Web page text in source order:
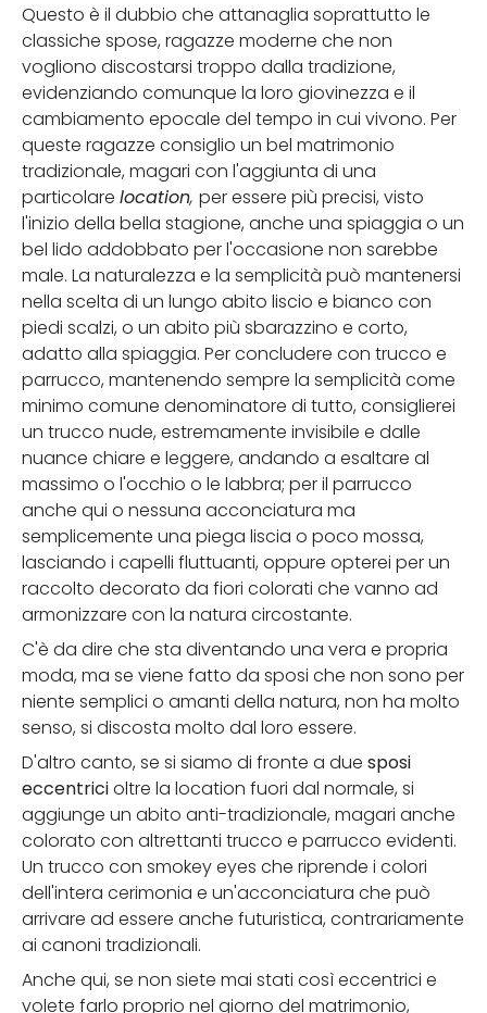
Questo è il dubbio che attanaglia soprattutto le
classiche spose, ragazze moderne che non
vogliono discostarsi troppo dalla tradizione,
evidenziando comunque la loro giovinezza e il
cambiamento epocale del tempo in cui vivono. Per
queste ragazze consiglio un bel matrimonio
tradizionale, magari con l'aggiunta di una
particolare location, per essere più precisi, visto
l'inizio della bella stagione, anche una spiaggia o un
bel lido addobbato per l'occasione non sarebbe
male. La naturalezza e la semplicità può mantenersi
nella scelta di un lungo abito liscio e bianco con
piedi scalzi, o un abito più sbarazzino e corto,
adatto alla spiaggia. Per concludere con trucco e
parrucco, mantenendo sempre la semplicità come
minimo comune denominatore di tutto, consiglierei
un trucco nude, estremamente invisibile e dalle
nuance chiare e leggere, andando a esaltare al
massimo o l'occhio o le labbra; per il parrucco
anche qui o nessuna acconciatura ma
semplicemente una piega liscia o poco mossa,
lasciando i capelli fluttuanti, oppure opterei per un
raccolto decorato da fiori colorati che vanno ad
armonizzare con la natura circostante.
C'è da dire che sta diventando una vera e propria
moda, ma se viene fatto da sposi che non sono per
niente semplici o amanti della natura, non ha molto
senso, si discosta molto dal loro essere.
D'altro canto, se si siamo di fronte a due sposi
eccentricioltre la location fuori dal normale, si
aggiunge un abito anti-tradizionale, magari anche
colorato con altrettanti trucco e parrucco evidenti.
Un trucco con smokey eyes che riprende i colori
dell'intera cerimonia e un'acconciatura che può
arrivare ad essere anche futuristica, contrariamente
ai canoni tradizionali.
Anche qui, se non siete mai stati così eccentrici e
volete farlo proprio nel giorno del matrimonio,